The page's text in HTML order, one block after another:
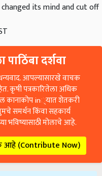
its mind and cut off
दर्शवा
आपल्यासारखे वाचक
कृषी पत्रकारितेला अधिक
कानाकोप in्यात शेतकरी
समर्थन किंवा सहकार्य
मोलाचे आहे.
आहे (Contribute Now)